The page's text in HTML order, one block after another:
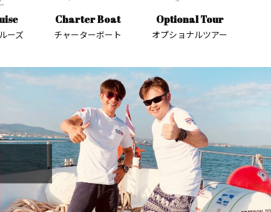
ーズ
Charter Boat
チャーターボート
Optional Tour
オプショナルツアー